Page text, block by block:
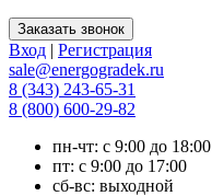
Вход | Регистрация
sale@energogradek.ru
8 (343) 243-65-31
8 (800) 600-29-82
пн-чт: с 9:00 до 18:00
пт: с 9:00 до 17:00
сб-вс: выходной